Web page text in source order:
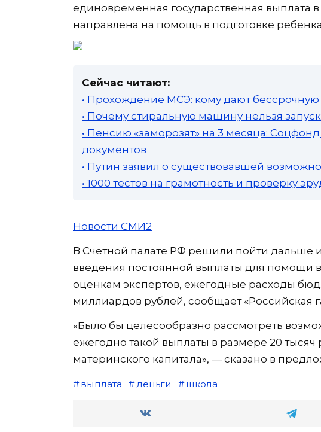
единовременная государственная выплата
направлена на помощь в подготовке
Сейчас читают:
• Прохождение МСЭ: кому дают бессрочную
• Почему стиральную машину нельзя
• Пенсию «заморозят» на 3 месяца:
документов
• Путин заявил о существовавшей
• 1000 тестов на грамотность и проверку
Новости СМИ2
В Счетной палате РФ решили пойти дальше
введения постоянной выплаты для помощи
оценкам экспертов, ежегодные расходы
миллиардов рублей, сообщает «Российская
«Было бы целесообразно рассмотреть
ежегодно такой выплаты в размере 20 тысяч
материнского капитала», — сказано в
выплата деньги школа